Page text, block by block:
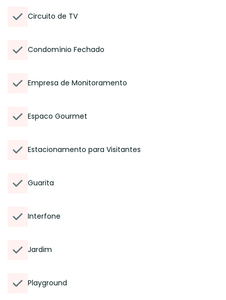
Circuito de TV
Condomínio Fechado
Empresa de Monitoramento
Espaco Gourmet
Estacionamento para Visitantes
Guarita
Interfone
Jardim
Playground